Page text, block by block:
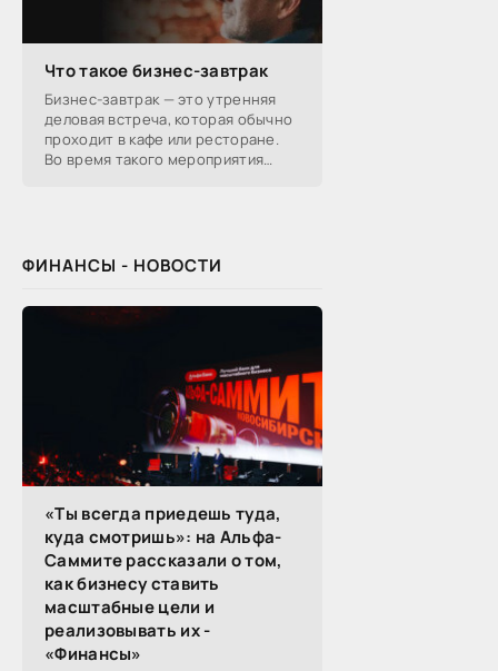
Что такое бизнес-завтрак
Бизнес-завтрак — это утренняя
деловая встреча, которая обычно
проходит в кафе или ресторане.
Во время такого мероприятия
ФИНАНСЫ - НОВОСТИ
«Ты всегда приедешь туда,
куда смотришь»: на Альфа-
Саммите рассказали о том,
как бизнесу ставить
масштабные цели и
реализовывать их -
«Финансы»